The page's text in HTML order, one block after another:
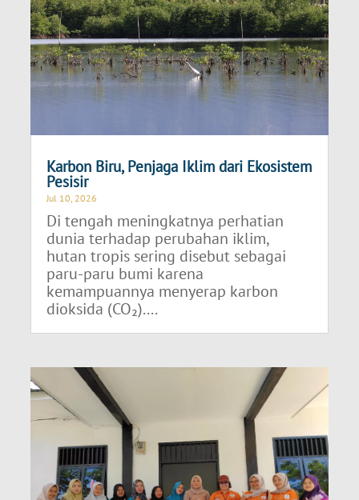
Karbon Biru, Penjaga Iklim dari Ekosistem
Pesisir
Jul 10, 2026
Di tengah meningkatnya perhatian
dunia terhadap perubahan iklim,
hutan tropis sering disebut sebagai
paru-paru bumi karena
kemampuannya menyerap karbon
dioksida (CO₂)....